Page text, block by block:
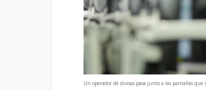
Un operador de divisas pasa junto a las pantallas que